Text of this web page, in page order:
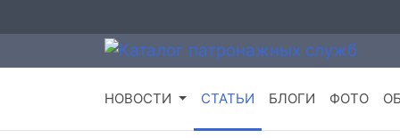
НОВОСТИ СТАТЬИ БЛОГИ ФОТО